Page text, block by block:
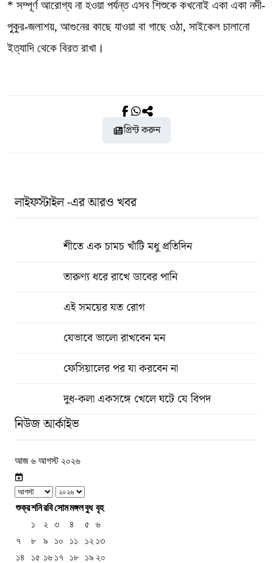
* সম্পূর্ণ আরোগ্য না হওয়া পর্যন্ত এসব শিশুকে কখনোই একা একা নদী-
পুকুর-জলাশয়, আগুনের কাছে যাওয়া বা গাছে ওঠা, সাইকেল চালানো
ইত্যাদি থেকে বিরত রাখা।
প্রিন্ট করুন
লাইফস্টাইল -এর আরও খবর
শীতে এক চামচ খাঁটি মধু প্রতিদিন
তারুণ্য ধরে রাখে ডাবের পানি
এই সময়ের যত রোগ
যেভাবে ভালো রাখবেন মন
ফেসিয়ালের পর যা করবেন না
দুধ-কলা একসঙ্গে খেলে ঘটে যে বিপদ
নিউজ আর্কাইভ
আজ ৬ আগস্ট ২০২৬
শুক্রশনিরবিসোমমঙ্গলবুধ বৃহ
১
২ ৩ ৪ ৫
৬
৭
৮ ৯ ১০ ১১ ১২ ১৩
১৪
১৫ ১৬ ১৭ ১৮ ১৯ ২০